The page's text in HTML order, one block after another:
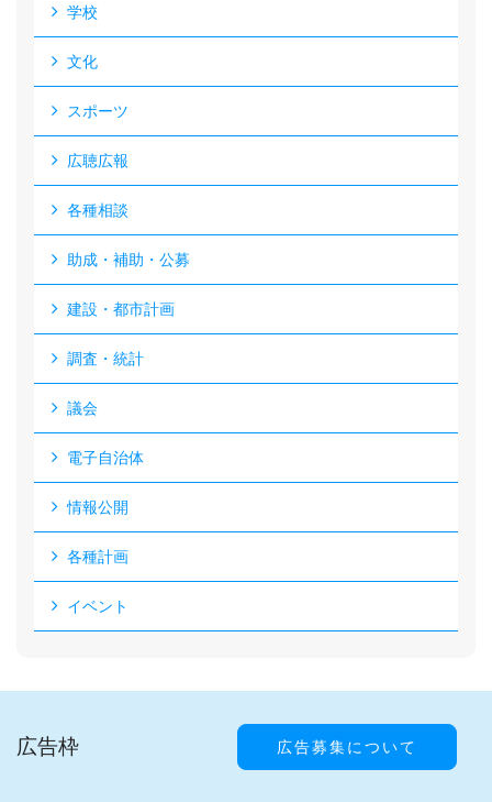
学校
文化
スポーツ
広聴広報
各種相談
助成・補助・公募
建設・都市計画
調査・統計
議会
電子自治体
情報公開
各種計画
イベント
広告枠 広告募集について